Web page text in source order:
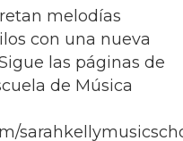
melodías
con una nueva
las páginas de
de Música